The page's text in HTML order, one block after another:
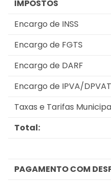
IMPOSTOS
Encargo de INSS
Encargo de FGTS
Encargo de DARF
Encargo de IPVA/DPVAT
Taxas e Tarifas
Total:
PAGAMENTO COM